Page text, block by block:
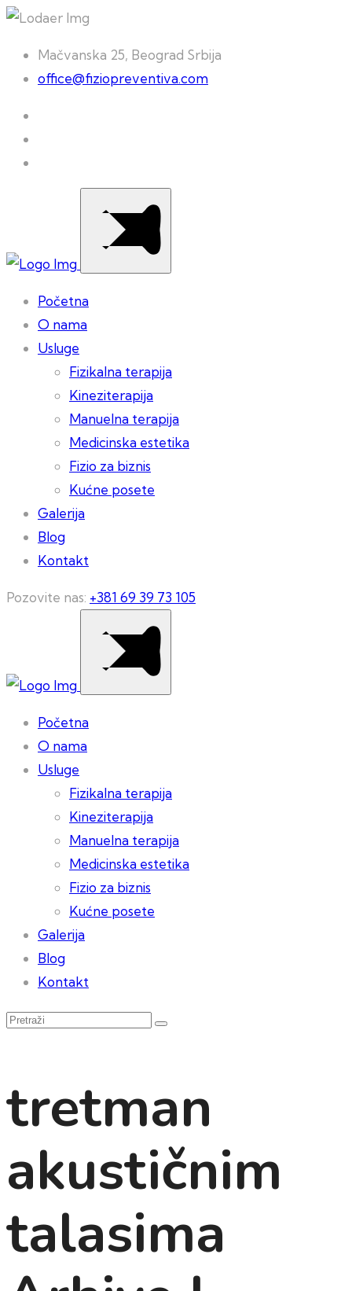
Mačvanska 25, Beograd Srbija
office@fiziopreventiva.com
Početna
O nama
Usluge
Fizikalna terapija
Kineziterapija
Manuelna terapija
Medicinska estetika
Fizio za biznis
Kućne posete
Galerija
Blog
Kontakt
Pozovite nas: +381 69 39 73 105
Početna
O nama
Usluge
Fizikalna terapija
Kineziterapija
Manuelna terapija
Medicinska estetika
Fizio za biznis
Kućne posete
Galerija
Blog
Kontakt
tretman
akustičnim
talasima